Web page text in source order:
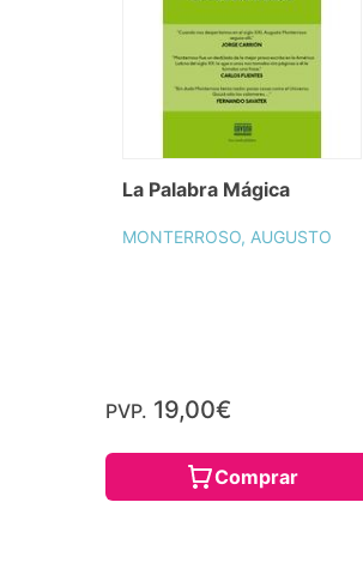
La Palabra Mágica
MONTERROSO, AUGUSTO
PVP. 19,00€
Comprar